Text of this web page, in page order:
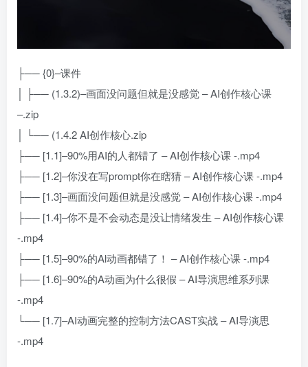
├── {0}–课件
│ ├── (1.3.2)–画面没问题但就是没感觉 – AI创作核心课
–.zip
│ └── (1.4.2 AI创作核心.zip
├── [1.1]–90%用AI的人都错了 – AI创作核心课 -.mp4
├── [1.2]–你没在写prompt你在瞎猜 – AI创作核心课 -.mp4
├── [1.3]–画面没问题但就是没感觉 – AI创作核心课 -.mp4
├── [1.4]–你不是不会动态是没让情绪发生 – AI创作核心课
-.mp4
├── [1.5]–90%的Al动画都错了！ – AI创作核心课 -.mp4
├── [1.6]–90%的A动画为什么很假 – AI导演思维系列课
-.mp4
└── [1.7]–AI动画完整的控制方法CAST实战 – AI导演思
-.mp4